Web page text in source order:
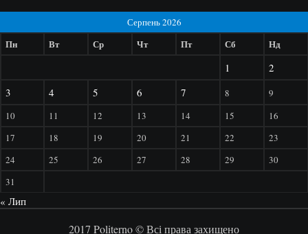
Серпень 2026
Пн Вт Ср Чт Пт Сб Нд
1
2
3
4 5 6 7 8
9
10
11 12 13 14 15
16
17
18 19 20 21 22
23
24
25 26 27 28 29
30
31
« Лип
2017 Politerno © Всі права захищено